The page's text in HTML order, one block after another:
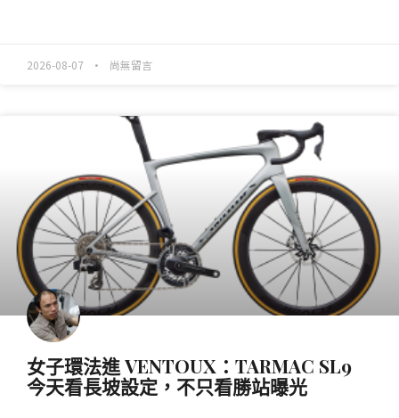
2026-08-07 尚無留言
女子環法進 VENTOUX：TARMAC SL9
今天看長坡設定，不只看勝站曝光